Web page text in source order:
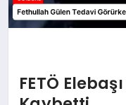
FETÖ